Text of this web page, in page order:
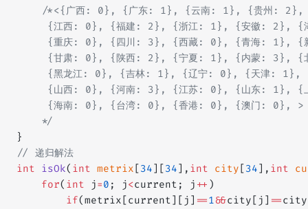
/*<{广西: 0}, {广东: 1}, {云南: 1}, {贵州: 2},
{江西: 0}, {福建: 2}, {浙江: 1}, {安徽: 2},
{重庆: 0}, {四川: 3}, {西藏: 0}, {青海: 1}, {
{甘肃: 0}, {陕西: 2}, {宁夏: 1}, {内蒙: 3},
{黑龙江: 0}, {吉林: 1}, {辽宁: 0}, {天津:
{山西: 0}, {河南: 3}, {江苏: 0}, {山东: 1},
     {海南: 0}, {台湾: 0}, {香港: 0}, {澳门: 0}, >
    */
}
// 递归解法
int isOk( int metrix [ 34][ 34], int city [ 34], int
    for
( int j=0 ; j<current; j ++ )
        if
(metrix[current][j] ==1&&city[j] ==